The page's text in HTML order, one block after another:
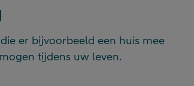
er bijvoorbeeld een huis mee
tijdens uw leven.